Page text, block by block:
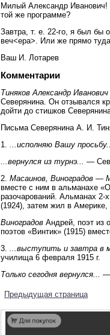
Милый Александр
той же программе?
Завтра, т. е. 22-го, я был бы
веч<ера>. Или же прямо
Ваш И. Лотарев
Комментарии
Тиняков Александр Иванович
Северянина. Он отзывался
дойти до стишков
Письма Северянина А. И.
1.
...исполняю Вашу просьбу...
...вернулся из турнэ...
—
2. Масаинов, Виноградов —
вместе с ним в альманахе
разочарований. Альманах 2-
(1924), затем жил в Америке,
Виноградов Андрей, поэт из
поэтов «Винтик» (1915)
3.
...выступить и завтра в
училища 6 февраля 1915 г.
Только сегодня вернулся...
—
Предыдущая страница